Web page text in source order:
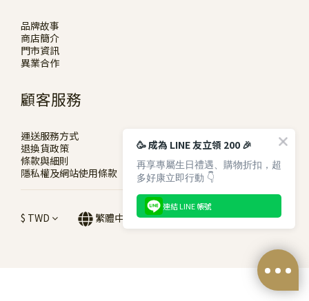
品牌故事
商店簡介
門市資訊
異業合作
顧客服務
運送服務方式
退換貨政策
條款與細則
隱私權及網站使用條款
$ TWD 繁體中文
🥳 成為 LINE 友立領 200 🎉
再享專屬生日禮遇、購物折扣，超
多好康立即行動 👇
連結 LINE 帳號